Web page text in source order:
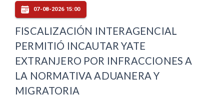
07-08-2026 15:00
FISCALIZACIÓN INTERAGENCIAL
PERMITIÓ INCAUTAR YATE
EXTRANJERO POR INFRACCIONES A
LA NORMATIVA ADUANERA Y
MIGRATORIA